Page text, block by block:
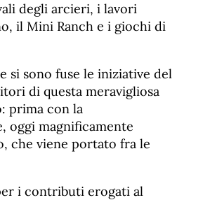
degli arcieri, i lavori
il Mini Ranch e i giochi di
si sono fuse le iniziative del
di questa meravigliosa
prima con la
oggi magnificamente
che viene portato fra le
i contributi erogati al